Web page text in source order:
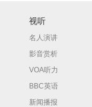
视听
名人演讲
影音赏析
VOA听力
BBC英语
新闻播报